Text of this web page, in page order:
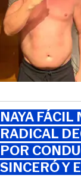
NAYA FÁCIL
RADICAL
POR
SINCERÓ Y